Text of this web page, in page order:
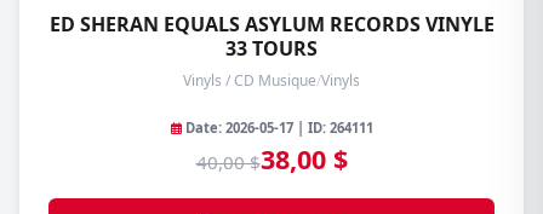
ED SHERAN EQUALS ASYLUM RECORDS VINYLE
33 TOURS
Vinyls / CD Musique/Vinyls
Date: 2026-05-17 | ID: 264111
40,00 $38,00 $